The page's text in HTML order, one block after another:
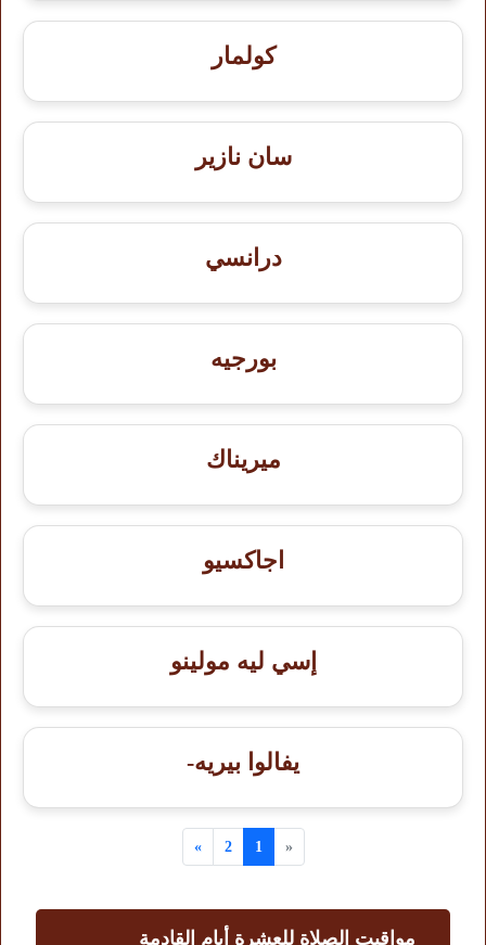
كولمار
سان نازير
درانسي
بورجيه
ميريناك
اجاكسيو
إسي ليه مولينو
يفالوا بيريه-
«
1
2
»
مواقيت الصلاة للعشرة أيام القادمة